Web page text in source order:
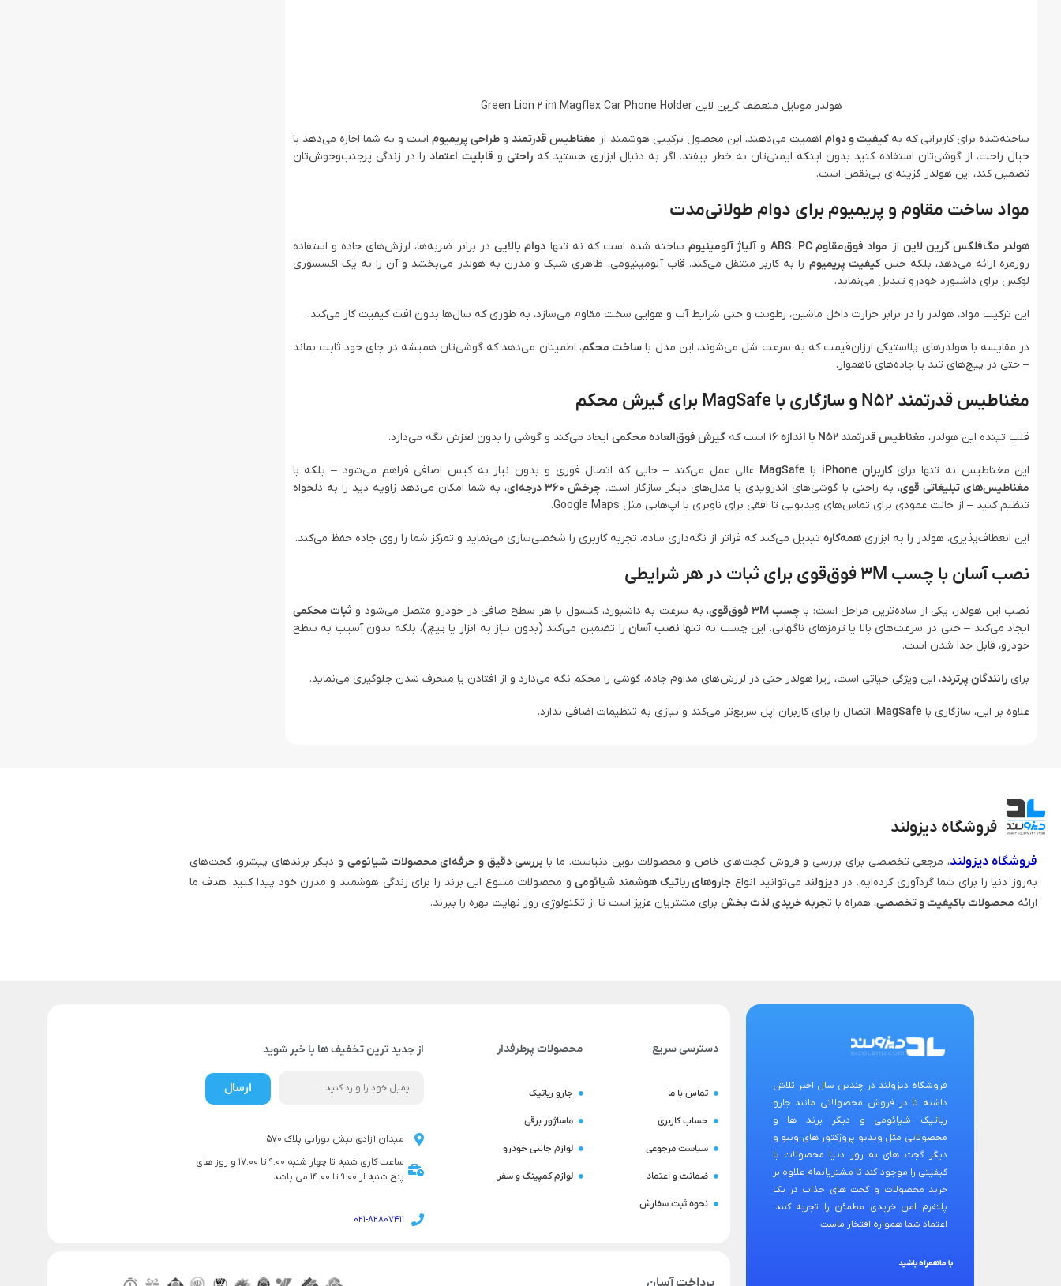
هولدر موبایل منعطف گرین لاین Green Lion 2 in1 Magflex Car Phone Holder
ساخته‌شده برای کاربرانی که بهکیفیت و دوام اهمیت می‌دهند، این محصول ترکیبی هوشمند از مغناطیس قدرتمند و طراحی پریمیوماست و به شما اجازه می‌دهد با
خیال راحت، از گوشی‌تان استفاده کنید بدون اینکه ایمنی‌تان به خطر بیفتد. اگر به دنبال ابزاری هستید کهراحتی و قابلیت اعتماد را در زندگی پرجنب‌وجوش‌تان
تضمین کند، این هولدر گزینه‌ای بی‌نقص است.
مواد ساخت مقاوم و پریمیوم برای دوام طولانی‌مدت
هولدر مگ‌فلکس گرین لاین از مواد فوق‌مقاوم ABS ، PC وآلیاژ آلومینیوم ساخته شده است که نه تنها دوام بالاییدر برابر ضربه‌ها، لرزش‌های جاده و استفاده
روزمره ارائه می‌دهد، بلکه حسکیفیت پریمیوم را به کاربر منتقل می‌کند. قاب آلومینیومی، ظاهری شیک و مدرن به هولدر می‌بخشد و آن را به یک اکسسوری
لوکس برای داشبورد خودرو تبدیل می‌نماید.
این ترکیب مواد، هولدر را در برابر حرارت داخل ماشین، رطوبت و حتی شرایط آب و هوایی سخت مقاوم می‌سازد، به طوری که سال‌ها بدون افت کیفیت کار می‌کند.
در مقایسه با هولدرهای پلاستیکی ارزان‌قیمت که به سرعت شل می‌شوند، این مدل با ساخت محکم، اطمینان می‌دهد که گوشی‌تان همیشه در جای خود ثابت بماند
– حتی در پیچ‌های تند یا جاده‌های ناهموار.
مغناطیس قدرتمند N52 و سازگاری با MagSafe برای گیرش محکم
قلب تپنده این هولدر، مغناطیس قدرتمند N52 با اندازه ۱۶ است که گیرش فوق‌العاده محکمیایجاد می‌کند و گوشی را بدون لغزش نگه می‌دارد.
این مغناطیس نه تنها برایکاربران iPhone با MagSafe عالی عمل می‌کند – جایی که اتصال فوری و بدون نیاز به کیس اضافی فراهم می‌شود – بلکه با
مغناطیس‌های تبلیغاتی قوی، به راحتی با گوشی‌های اندرویدی یا مدل‌های دیگر سازگار است. چرخش ۳۶۰ درجه‌ای
، به شما امکان می‌دهد زاویه دید را به دلخواه
تنظیم کنید – از حالت عمودی برای تماس‌های ویدیویی تا افقی برای ناوبری با اپ‌هایی مثل Google Maps.
این انعطاف‌پذیری، هولدر را به ابزاری همه‌کارهتبدیل می‌کند که فراتر از نگه‌داری ساده، تجربه کاربری را شخصی‌سازی می‌نماید و تمرکز شما را روی جاده حفظ می‌کند.
نصب آسان با چسب 3M فوق‌قوی برای ثبات در هر شرایطی
نصب این هولدر، یکی از ساده‌ترین مراحل است: باچسب 3M فوق‌قوی ، به سرعت به داشبورد، کنسول یا هر سطح صافی در خودرو متصل می‌شود و ثبات محکمی
ایجاد می‌کند – حتی در سرعت‌های بالا یا ترمزهای ناگهانی. این چسب نه تنها نصب آسانرا تضمین می‌کند (بدون نیاز به ابزار یا پیچ)، بلکه بدون آسیب به سطح
خودرو، قابل جدا شدن است.
برای رانندگان پرتردد، این ویژگی حیاتی است، زیرا هولدر حتی در لرزش‌های مداوم جاده، گوشی را محکم نگه می‌دارد و از افتادن یا منحرف شدن جلوگیری می‌نماید.
علاوه بر این، سازگاری با MagSafe، اتصال را برای کاربران اپل سریع‌تر می‌کند و نیازی به تنظیمات اضافی ندارد.
فروشگاه دیزولند
فروشگاه دیزولند، مرجعی تخصصی برای بررسی و فروش گجت‌های خاص و محصولات نوین دنیاست. ما با بررسی دقیق و حرفه‌ای محصولات شیائومی و دیگر برندهای پیشرو، گجت‌های
به‌روز دنیا را برای شما گردآوری کرده‌ایم. در دیزولند می‌توانید انواع جاروهای رباتیک هوشمند شیائومیو محصولات متنوع این برند را برای زندگی هوشمند و مدرن خود پیدا کنید. هدف ما
ارائه محصولات باکیفیت و تخصصی، همراه با تجربه خریدی لذت‌ بخش برای مشتریان عزیز است تا از تکنولوژی روز نهایت بهره را ببرند.
فروشگاه دیزولند در چندین سال اخیر تلاش
داشته تا در فروش محصولاتی مانند جارو
رباتیک شیائومی و دیگر برند ها و
محصولاتی مثل ویدیو پروژکتور های ونبو و
دیگر گجت های به روز دنیا محصولات با
کیفیتی را موجود کند تا مشتریانمام علاوه بر
خرید محصولات و گجت های جذاب در یک
پلتفرم امن خریدی مطمئن را تجربه کنند.
اعتماد شما همواره افتخار ماست
با ماهمراه باشید
دسترسی سریع
تماس با ما
حساب کاربری
سیاست مرجوعی
ضمانت و اعتماد
نحوه ثبت سفارش
محصولات پرطرفدار
جارو رباتیک
ماساژور برقی
لوازم جانبی خودرو
لوازم کمپینگ و سفر
از جدید ترین تخفیف ها با خبر شوید
ارسال
میدان آزادی نبش نورانی پلاک 570
ساعت کاری شنبه تا چهار شنبه 9:00 تا 17:00 و روز های
پنج شنبه از 9:00 تا 14:00 می باشد
021-82807411
پرداخت آسان